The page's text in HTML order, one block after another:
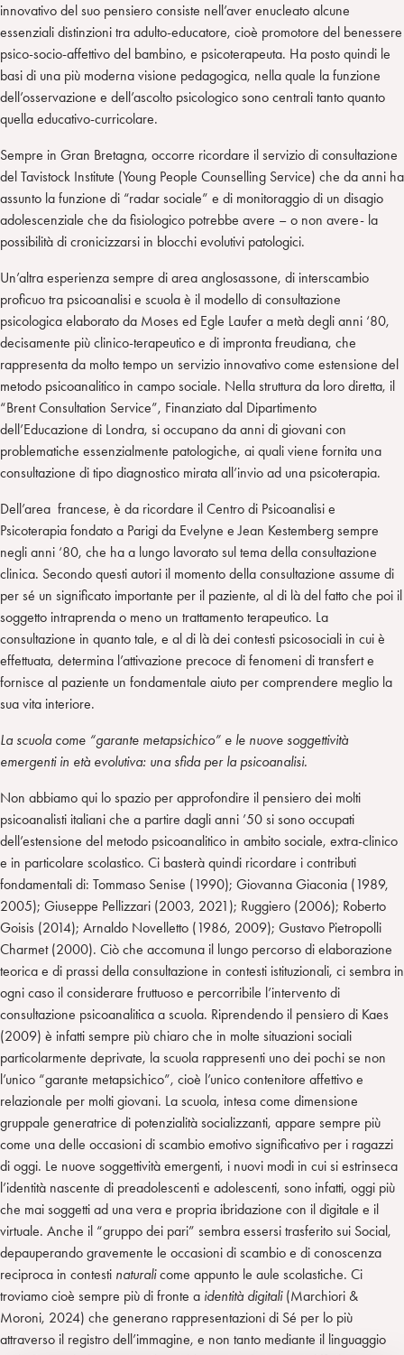
innovativo del suo pensiero consiste nell’aver enucleato alcune
essenziali distinzioni tra adulto-educatore, cioè promotore del benessere
psico-socio-affettivo del bambino, e psicoterapeuta. Ha posto quindi le
basi di una più moderna visione pedagogica, nella quale la funzione
dell’osservazione e dell’ascolto psicologico sono centrali tanto quanto
quella educativo-curricolare.
Sempre in Gran Bretagna, occorre ricordare il servizio di consultazione
del Tavistock Institute (Young People Counselling Service) che da anni ha
assunto la funzione di “radar sociale” e di monitoraggio di un disagio
adolescenziale che da fisiologico potrebbe avere – o non avere- la
possibilità di cronicizzarsi in blocchi evolutivi patologici.
Un’altra esperienza sempre di area anglosassone, di interscambio
proficuo tra psicoanalisi e scuola è il modello di consultazione
psicologica elaborato da Moses ed Egle Laufer a metà degli anni ‘80,
decisamente più clinico-terapeutico e di impronta freudiana, che
rappresenta da molto tempo un servizio innovativo come estensione del
metodo psicoanalitico in campo sociale. Nella struttura da loro diretta, il
“Brent Consultation Service”, Finanziato dal Dipartimento
dell’Educazione di Londra, si occupano da anni di giovani con
problematiche essenzialmente patologiche, ai quali viene fornita una
consultazione di tipo diagnostico mirata all’invio ad una psicoterapia.
Dell’area francese, è da ricordare il Centro di Psicoanalisi e
Psicoterapia fondato a Parigi da Evelyne e Jean Kestemberg sempre
negli anni ‘80, che ha a lungo lavorato sul tema della consultazione
clinica. Secondo questi autori il momento della consultazione assume di
per sé un significato importante per il paziente, al di là del fatto che poi il
soggetto intraprenda o meno un trattamento terapeutico. La
consultazione in quanto tale, e al di là dei contesti psicosociali in cui è
effettuata, determina l’attivazione precoce di fenomeni di transfert e
fornisce al paziente un fondamentale aiuto per comprendere meglio la
sua vita interiore.
La scuola come “garante metapsichico” e le nuove soggettività
emergenti in età evolutiva: una sfida per la psicoanalisi.
Non abbiamo qui lo spazio per approfondire il pensiero dei molti
psicoanalisti italiani che a partire dagli anni ’50 si sono occupati
dell’estensione del metodo psicoanalitico in ambito sociale, extra-clinico
e in particolare scolastico. Ci basterà quindi ricordare i contributi
fondamentali di: Tommaso Senise (1990); Giovanna Giaconia (1989,
2005); Giuseppe Pellizzari (2003, 2021); Ruggiero (2006); Roberto
Goisis (2014); Arnaldo Novelletto (1986, 2009); Gustavo Pietropolli
Charmet (2000). Ciò che accomuna il lungo percorso di elaborazione
teorica e di prassi della consultazione in contesti istituzionali, ci sembra in
ogni caso il considerare fruttuoso e percorribile l’intervento di
consultazione psicoanalitica a scuola. Riprendendo il pensiero di Kaes
(2009) è infatti sempre più chiaro che in molte situazioni sociali
particolarmente deprivate, la scuola rappresenti uno dei pochi se non
l’unico “garante metapsichico”, cioè l’unico contenitore affettivo e
relazionale per molti giovani. La scuola, intesa come dimensione
gruppale generatrice di potenzialità socializzanti, appare sempre più
come una delle occasioni di scambio emotivo significativo per i ragazzi
di oggi. Le nuove soggettività emergenti, i nuovi modi in cui si estrinseca
l’identità nascente di preadolescenti e adolescenti, sono infatti, oggi più
che mai soggetti ad una vera e propria ibridazione con il digitale e il
virtuale. Anche il “gruppo dei pari” sembra essersi trasferito sui Social,
depauperando gravemente le occasioni di scambio e di conoscenza
reciproca in contesti naturalicome appunto le aule scolastiche. Ci
troviamo cioè sempre più di fronte a identità digitali (Marchiori &
Moroni, 2024) che generano rappresentazioni di Sé per lo più
attraverso il registro dell’immagine, e non tanto mediante il linguaggio